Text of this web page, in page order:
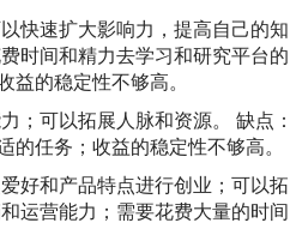
快速扩大影响力，提高自己的知
时间和精力去学习和研究平台的
的稳定性不够高。
；可以拓展人脉和资源。 缺点：
任务；收益的稳定性不够高。
好和产品特点进行创业；可以拓
运营能力；需要花费大量的时间